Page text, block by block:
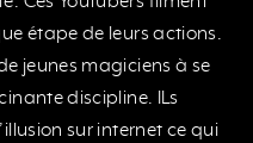
étape de leurs actions.
jeunes magiciens à se
discipline. ILs
sur internet ce qui